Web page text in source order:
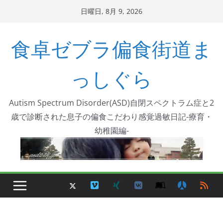
日曜日, 8月 9, 2026
食卓ゼブラ偏食街道ま
っしぐら
Autism Spectrum Disorder(ASD)自閉スペクトラム症と2
歳で診断された息子の偏食こだわり感覚過敏日記-療育・
幼稚園編-